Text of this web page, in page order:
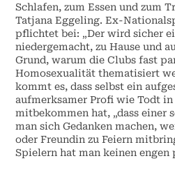
Schlafen, zum Essen und zum
Tatjana Eggeling. Ex-
pflichtet bei: „Der wird sicher
niedergemacht, zu Hause und
Grund, warum die Clubs fast
Homosexualität thematisiert
kommt es, dass selbst ein
aufmerksamer Profi wie Todt
mitbekommen hat, „dass einer
man sich Gedanken machen,
oder Freundin zu Feiern
Spielern hat man keinen engen